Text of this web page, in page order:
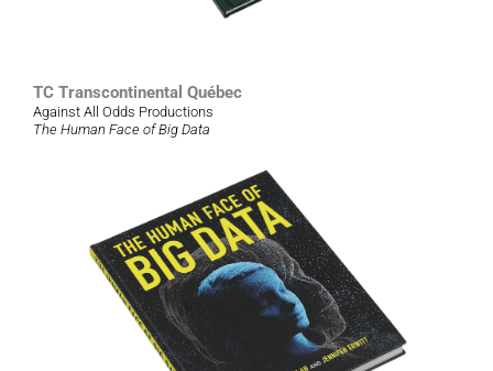
TC Transcontinental Québec
Against All Odds Productions
The Human Face of Big Data